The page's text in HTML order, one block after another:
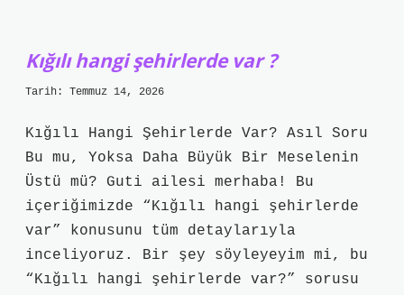
Kığılı hangi şehirlerde var ?
Tarih: Temmuz 14, 2026
Kığılı Hangi Şehirlerde Var? Asıl Soru
Bu mu, Yoksa Daha Büyük Bir Meselenin
Üstü mü? Guti ailesi merhaba! Bu
içeriğimizde “Kığılı hangi şehirlerde
var” konusunu tüm detaylarıyla
inceliyoruz. Bir şey söyleyeyim mi, bu
“Kığılı hangi şehirlerde var?” sorusu